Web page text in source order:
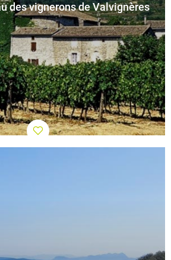
des vignerons de Valvignères